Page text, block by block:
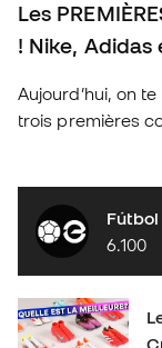
Les
! Nike, Adidas
Aujourd’hui, on
trois premières
technologies qui
crampons idéaux
ton modèle
commentaire et
contenu exclusif
👉 Abonne-toi et
6.100